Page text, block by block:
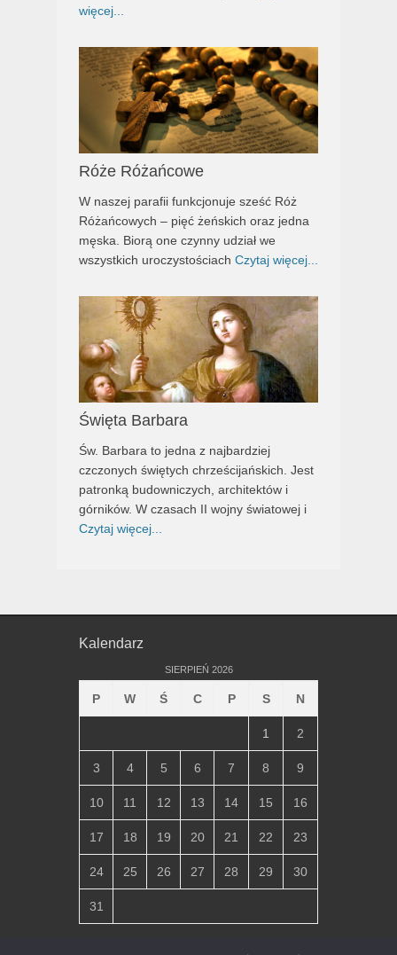
więcej...
Róże Różańcowe
W naszej parafii funkcjonuje sześć Róż
Różańcowych – pięć żeńskich oraz jedna
męska. Biorą one czynny udział we
wszystkich uroczystościach Czytaj więcej...
Święta Barbara
Św. Barbara to jedna z najbardziej
czczonych świętych chrześcijańskich. Jest
patronką budowniczych, architektów i
górników. W czasach II wojny światowej i
Czytaj więcej...
Kalendarz
SIERPIEŃ 2026
P W Ś C P S N
1 2
3 4 5 6 7 8 9
10 11 12 13 14 15 16
17 18 19 20 21 22 23
24 25 26 27 28 29 30
31